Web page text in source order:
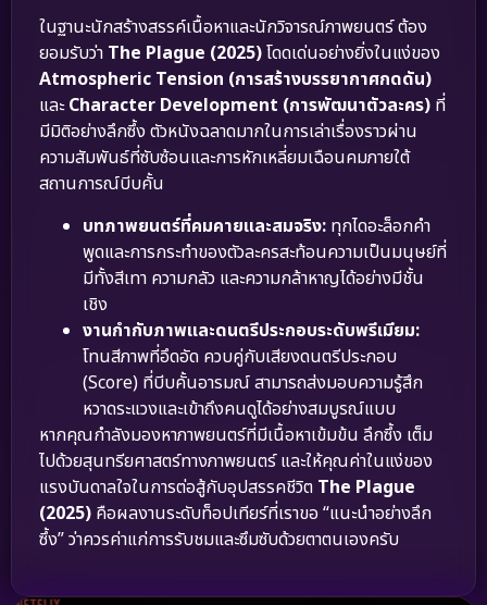
ในฐานะนักสร้างสรรค์เนื้อหาและนักวิจารณ์ภาพยนตร์ ต้อง
ยอมรับว่า The Plague (2025)โดดเด่นอย่างยิ่งในแง่ของ
Atmospheric Tension (การสร้างบรรยากาศกดดัน)
และCharacter Development (การพัฒนาตัวละคร) ที่
มีมิติอย่างลึกซึ้ง ตัวหนังฉลาดมากในการเล่าเรื่องราวผ่าน
ความสัมพันธ์ที่ซับซ้อนและการหักเหลี่ยมเฉือนคมภายใต้
สถานการณ์บีบคั้น
บทภาพยนตร์ที่คมคายและสมจริง: ทุกไดอะล็อกคำ
พูดและการกระทำของตัวละครสะท้อนความเป็นมนุษย์ที่
มีทั้งสีเทา ความกลัว และความกล้าหาญได้อย่างมีชั้น
เชิง
งานกำกับภาพและดนตรีประกอบระดับพรีเมียม:
โทนสีภาพที่อึดอัด ควบคู่กับเสียงดนตรีประกอบ
(Score) ที่บีบคั้นอารมณ์ สามารถส่งมอบความรู้สึก
หวาดระแวงและเข้าถึงคนดูได้อย่างสมบูรณ์แบบ
หากคุณกำลังมองหาภาพยนตร์ที่มีเนื้อหาเข้มข้น ลึกซึ้ง เต็ม
ไปด้วยสุนทรียศาสตร์ทางภาพยนตร์ และให้คุณค่าในแง่ของ
แรงบันดาลใจในการต่อสู้กับอุปสรรคชีวิต The Plague
(2025) คือผลงานระดับท็อปเทียร์ที่เราขอ “แนะนำอย่างลึก
ซึ้ง” ว่าควรค่าแก่การรับชมและซึมซับด้วยตาตนเองครับ